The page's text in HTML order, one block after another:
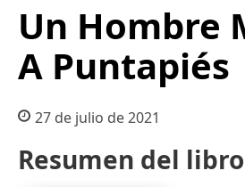
Un Hombre
A Puntapiés
27 de julio de 2021
Resumen del libro